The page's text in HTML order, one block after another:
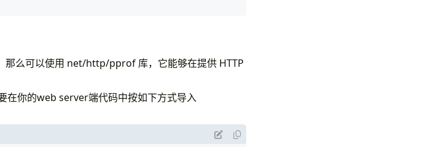
那么可以使用 net/http/pprof 库，它能够在提供 HTTP
你的web server端代码中按如下方式导入